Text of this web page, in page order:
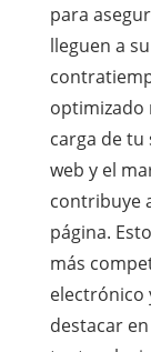
para
lleguen a
optimizado
carga de tu
web y el
contribuye
página.
más
electrónico
destacar